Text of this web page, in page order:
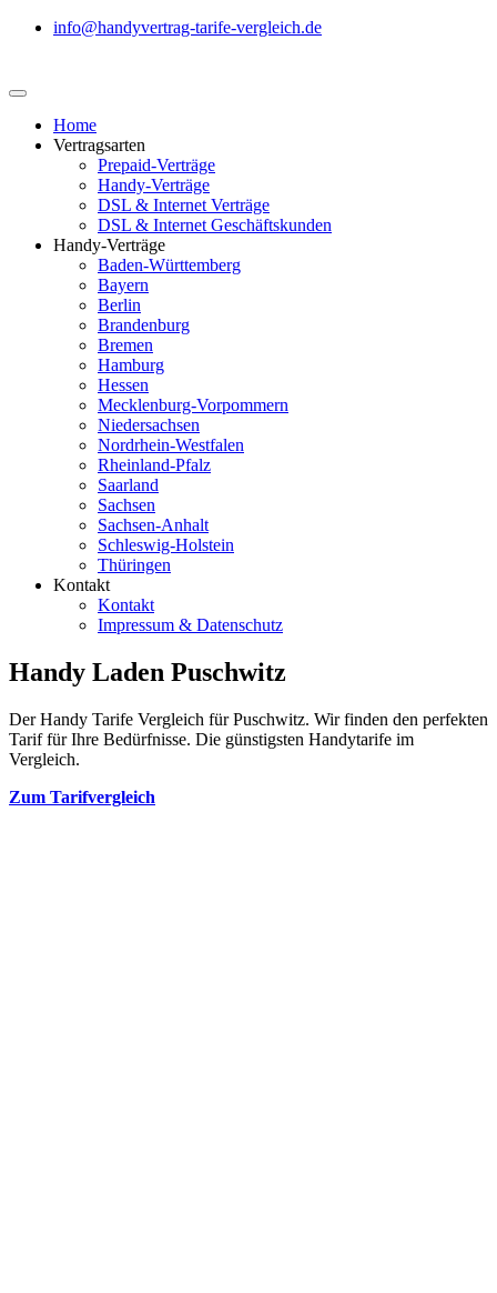
info@handyvertrag-tarife-vergleich.de
Home
Vertragsarten
Prepaid-Verträge
Handy-Verträge
DSL & Internet Verträge
DSL & Internet Geschäftskunden
Handy-Verträge
Baden-Württemberg
Bayern
Berlin
Brandenburg
Bremen
Hamburg
Hessen
Mecklenburg-Vorpommern
Niedersachsen
Nordrhein-Westfalen
Rheinland-Pfalz
Saarland
Sachsen
Sachsen-Anhalt
Schleswig-Holstein
Thüringen
Kontakt
Kontakt
Impressum & Datenschutz
Handy Laden Puschwitz
Der Handy Tarife Vergleich für Puschwitz. Wir finden den perfekten
Tarif für Ihre Bedürfnisse. Die günstigsten Handytarife im
Vergleich.
Zum Tarifvergleich